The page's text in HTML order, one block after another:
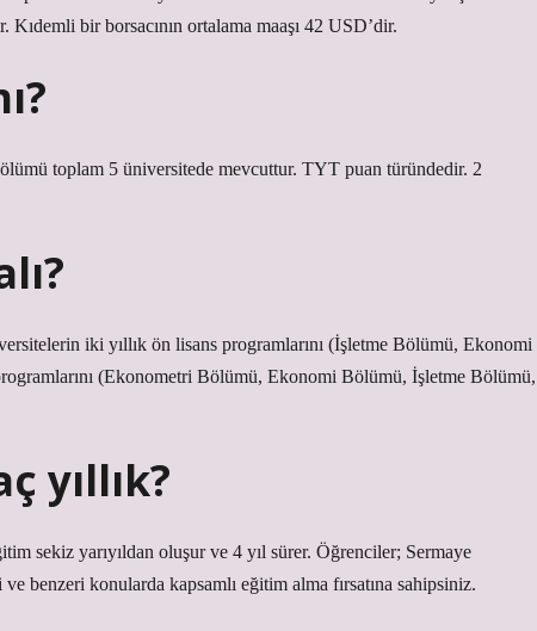
bir borsacının ortalama maaşı 42 USD’dir.
toplam 5 üniversitede mevcuttur. TYT puan türündedir. 2
iki yıllık ön lisans programlarını (İşletme Bölümü, Ekonomi
(Ekonometri Bölümü, Ekonomi Bölümü, İşletme Bölümü,
yıllık?
sekiz yarıyıldan oluşur ve 4 yıl sürer. Öğrenciler; Sermaye
benzeri konularda kapsamlı eğitim alma fırsatına sahipsiniz.